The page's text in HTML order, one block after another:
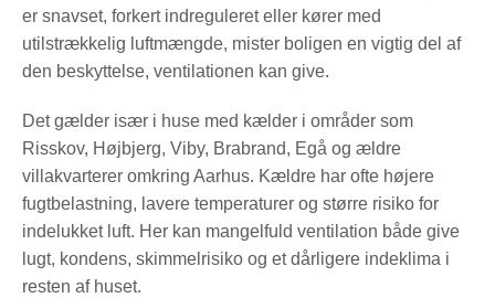
er snavset, forkert indreguleret eller kører med
utilstrækkelig luftmængde, mister boligen en vigtig del af
den beskyttelse, ventilationen kan give.
Det gælder især i huse med kælder i områder som
Risskov, Højbjerg, Viby, Brabrand, Egå og ældre
villakvarterer omkring Aarhus. Kældre har ofte højere
fugtbelastning, lavere temperaturer og større risiko for
indelukket luft. Her kan mangelfuld ventilation både give
lugt, kondens, skimmelrisiko og et dårligere indeklima i
resten af huset.